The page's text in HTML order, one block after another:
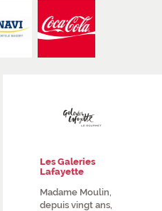
Les Galeries
Lafayette
Madame Moulin,
depuis vingt ans,